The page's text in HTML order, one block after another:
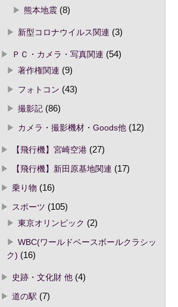
熊本地震(8)
新型コロナウイルス関連 (3)
ＰＣ・カメラ・写真関連 (54)
著作権関連 (9)
フォトコン (43)
撮影記(86)
カメラ・撮影機材・Goods他(12)
【飛行機】宮崎空港(27)
【飛行機】新田原基地関連 (17)
乗り物 (16)
スポーツ (105)
東京オリンピック (2)
WBC(ワールドベースボールクラシッ
ク) (16)
史跡・文化財 他(4)
道の駅 (7)